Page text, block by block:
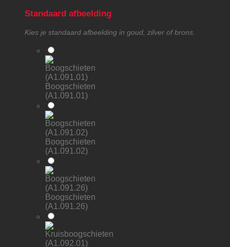
Standaard afbeelding
Kies je standaard afbeelding in goud, zilver of brons.
Boogschieten
(A1.091.01)
Boogschieten
(A1.091.02)
Boogschieten
(A1.091.26)